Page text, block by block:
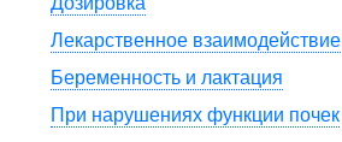
Лекарственное взаимодействие
Беременность и лактация
При нарушениях функции почек